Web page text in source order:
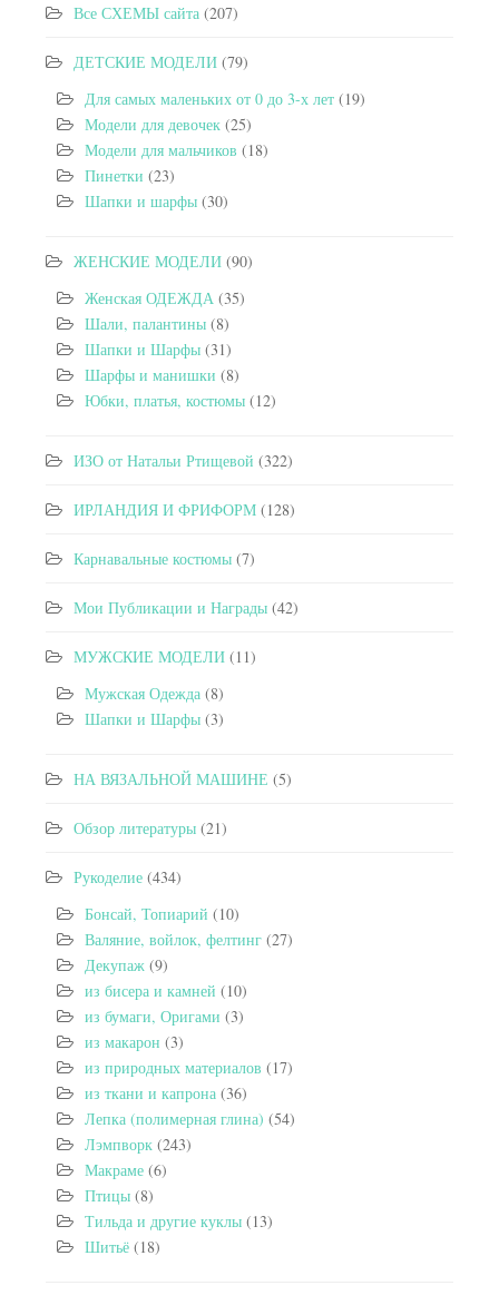
Все СХЕМЫ сайта (207)
ДЕТСКИЕ МОДЕЛИ (79)
Для самых маленьких от 0 до 3-х лет (19)
Модели для девочек (25)
Модели для мальчиков (18)
Пинетки (23)
Шапки и шарфы (30)
ЖЕНСКИЕ МОДЕЛИ (90)
Женская ОДЕЖДА (35)
Шали, палантины (8)
Шапки и Шарфы (31)
Шарфы и манишки (8)
Юбки, платья, костюмы (12)
ИЗО от Натальи Ртищевой (322)
ИРЛАНДИЯ И ФРИФОРМ (128)
Карнавальные костюмы (7)
Мои Публикации и Награды (42)
МУЖСКИЕ МОДЕЛИ (11)
Мужская Одежда (8)
Шапки и Шарфы (3)
НА ВЯЗАЛЬНОЙ МАШИНЕ (5)
Обзор литературы (21)
Рукоделие (434)
Бонсай, Топиарий (10)
Валяние, войлок, фелтинг (27)
Декупаж (9)
из бисера и камней (10)
из бумаги, Оригами (3)
из макарон (3)
из природных материалов (17)
из ткани и капрона (36)
Лепка (полимерная глина) (54)
Лэмпворк (243)
Макраме (6)
Птицы (8)
Тильда и другие куклы (13)
Шитьё (18)